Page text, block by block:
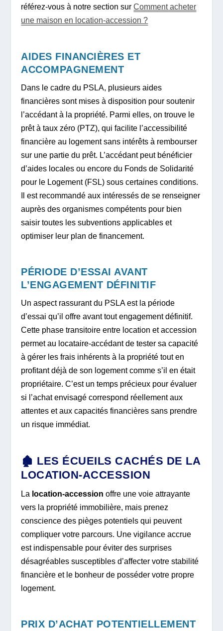
référez-vous à notre section surComment acheter
une maison en location-accession ?
AIDES FINANCIÈRES ET
ACCOMPAGNEMENT
Dans le cadre du PSLA, plusieurs aides
financières sont mises à disposition pour soutenir
l’accédant à la propriété. Parmi elles, on trouve le
prêt à taux zéro (PTZ), qui facilite l’accessibilité
financière au logement sans intérêts à rembourser
sur une partie du prêt. L’accédant peut bénéficier
d’aides locales ou encore du Fonds de Solidarité
pour le Logement (FSL) sous certaines conditions.
Il est recommandé aux intéressés de se renseigner
auprès des organismes compétents pour bien
saisir toutes les subventions applicables et
optimiser leur plan de financement.
PÉRIODE D’ESSAI AVANT
L’ENGAGEMENT DÉFINITIF
Un aspect rassurant du PSLA est la période
d’essai qu’il offre avant tout engagement définitif.
Cette phase transitoire entre location et accession
permet au locataire-accédant de tester sa capacité
à gérer les frais inhérents à la propriété tout en
profitant déjà de son logement comme s’il en était
propriétaire. C’est un temps précieux pour évaluer
si l’achat envisagé correspond réellement aux
attentes et aux capacités financières sans prendre
un risque immédiat.
🏚️ LES ÉCUEILS CACHÉS DE LA
LOCATION-ACCESSION
La location-accession offre une voie attrayante
vers la propriété immobilière, mais prenez
conscience des pièges potentiels qui peuvent
compliquer votre parcours. Une vigilance accrue
est indispensable pour éviter des surprises
désagréables susceptibles d’affecter votre stabilité
financière et le bonheur de posséder votre propre
logement.
PRIX D’ACHAT POTENTIELLEMENT